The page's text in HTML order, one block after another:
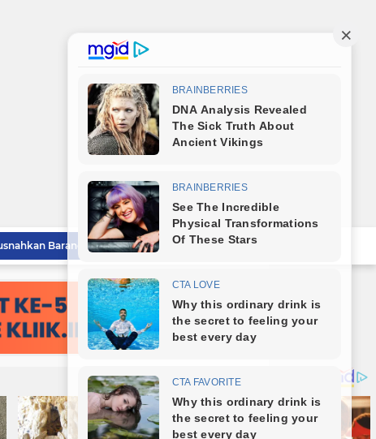
Lahirkan Generasi Bebas Stunting, Wali Kota Tebingtinggi Dorong Optimalisasi SP3 Catin
Percepatan Turunkan Stunting
Bareng Kapolres dan Dandim, Wali Kota Tebingtinggi Jamu Taruna AKPOL di Rumah Dinas
Sat Reskrim Polres Tebingtinggi Selesaikan Kasus Pengeroyokan Melalui Restorative Justice
Wali Kota Tebingtinggi Tinjau Rumah Tidak Layak Huni, Warga Sampaikan Apresiasi
Audiensi ke Wali Kota, DPC PKB Tebingtinggi Perkenalkan Pengurus Baru dan Siap Bersinergi
Polrestabes Medan Musnahkan Barang Bukti Narkotika dan Barang Ilegal, Bukti Nyata Penegakan Hukum Secara Transparan